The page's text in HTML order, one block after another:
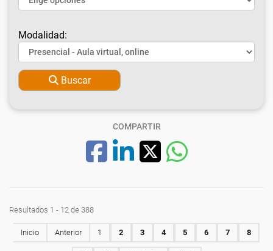
Modalidad:
Buscar
COMPARTIR
Resultados 1 - 12 de 388
Inicio Anterior 1 2 3 4 5 6 7 8